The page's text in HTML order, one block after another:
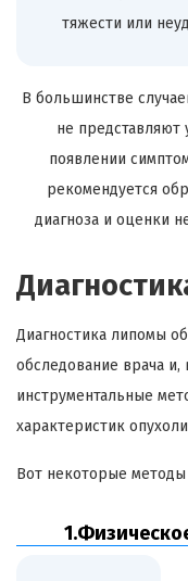
тяжести или
В большинстве
не представляют
появлении
рекомендуется
диагноза и оценки
Диагностика липомы
обследование врача и,
инструментальные
характеристик
Вот некоторые методы
1.Физическое